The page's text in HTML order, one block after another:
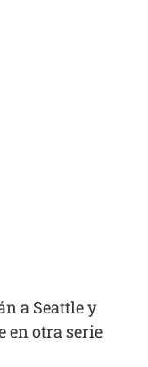
a Seattle y
en otra serie